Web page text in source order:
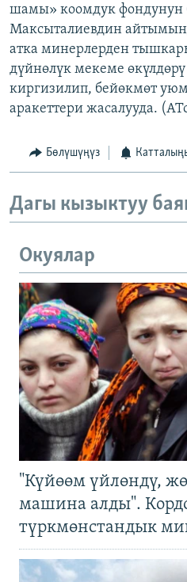
ЭЕ/АРнун бардык
шамы» коомдук фондунун
Максыталиевдин
атка минерлерден
дүйнөлүк мекеме
киргизилип, бейөкмөт
аракеттери жасалууда.
Бөлүшүңүз
Дагы кызыктуу
Окуялар
"Күйөөм үйлөндү,
машина алды".
түркмөнстандык